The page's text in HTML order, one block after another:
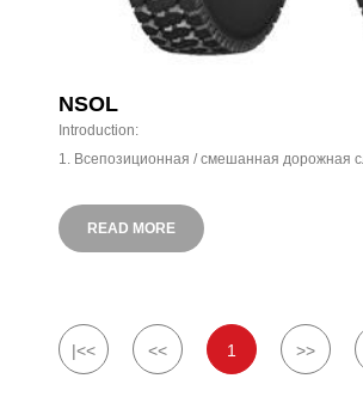
NSOL
Introduction:
1. Всепозиционная / смешанная дорожная
для лучшего восстановления протектора
3. Состав для защиты от износа и порезов
READ MORE
|<< << 1 >>